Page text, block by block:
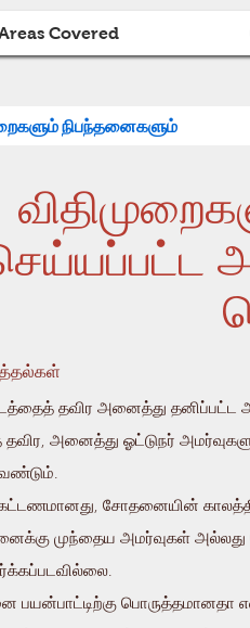
Covered
தவிர அனைத்து தனிப்பட்ட
அனைத்து ஓட்டுநர்
சோதனையின்
முந்தைய அமர்வுகள் அல்லது
பயன்பாட்டிற்கு
நிபந்தனைகளும்